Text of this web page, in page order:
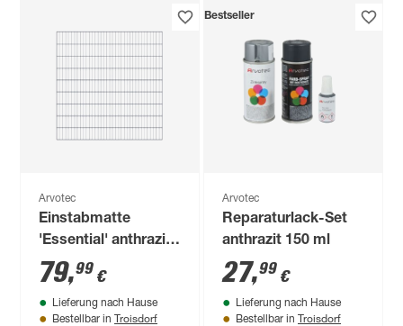
Arvotec
Einstabmatte
'Essential' anthrazit
200 x 180 cm, UV-
und
witterungsbeständig
79,99 €
Lieferung nach Hause
Bestellbar in Troisdorf
Bestseller
Arvotec
Reparaturlack-Set
anthrazit 150 ml
27,99 €
Lieferung nach Hause
Bestellbar in Troisdorf